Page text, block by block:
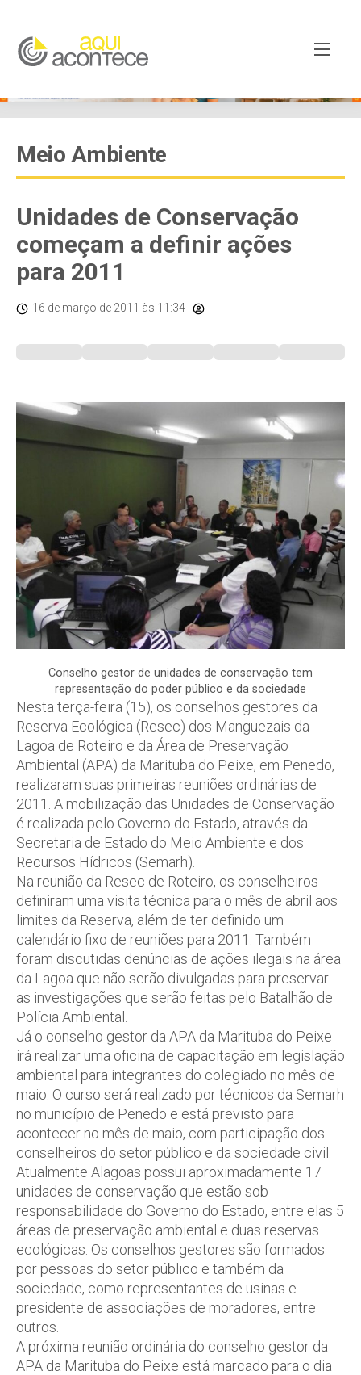
Meio Ambiente
Unidades de Conservação
começam a definir ações
para 2011
16 de março de 2011 às 11:34
Conselho gestor de unidades de conservação tem
representação do poder público e da sociedade
Nesta terça-feira (15), os conselhos gestores da
Reserva Ecológica (Resec) dos Manguezais da
Lagoa de Roteiro e da Área de Preservação
Ambiental (APA) da Marituba do Peixe, em Penedo,
realizaram suas primeiras reuniões ordinárias de
2011. A mobilização das Unidades de Conservação
é realizada pelo Governo do Estado, através da
Secretaria de Estado do Meio Ambiente e dos
Recursos Hídricos (Semarh).
Na reunião da Resec de Roteiro, os conselheiros
definiram uma visita técnica para o mês de abril aos
limites da Reserva, além de ter definido um
calendário fixo de reuniões para 2011. Também
foram discutidas denúncias de ações ilegais na área
da Lagoa que não serão divulgadas para preservar
as investigações que serão feitas pelo Batalhão de
Polícia Ambiental.
Já o conselho gestor da APA da Marituba do Peixe
irá realizar uma oficina de capacitação em legislação
ambiental para integrantes do colegiado no mês de
maio. O curso será realizado por técnicos da Semarh
no município de Penedo e está previsto para
acontecer no mês de maio, com participação dos
conselheiros do setor público e da sociedade civil.
Atualmente Alagoas possui aproximadamente 17
unidades de conservação que estão sob
responsabilidade do Governo do Estado, entre elas 5
áreas de preservação ambiental e duas reservas
ecológicas. Os conselhos gestores são formados
por pessoas do setor público e também da
sociedade, como representantes de usinas e
presidente de associações de moradores, entre
outros.
A próxima reunião ordinária do conselho gestor da
APA da Marituba do Peixe está marcado para o dia